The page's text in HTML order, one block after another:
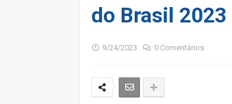
do Brasil
9/24/2023 0 Comentários